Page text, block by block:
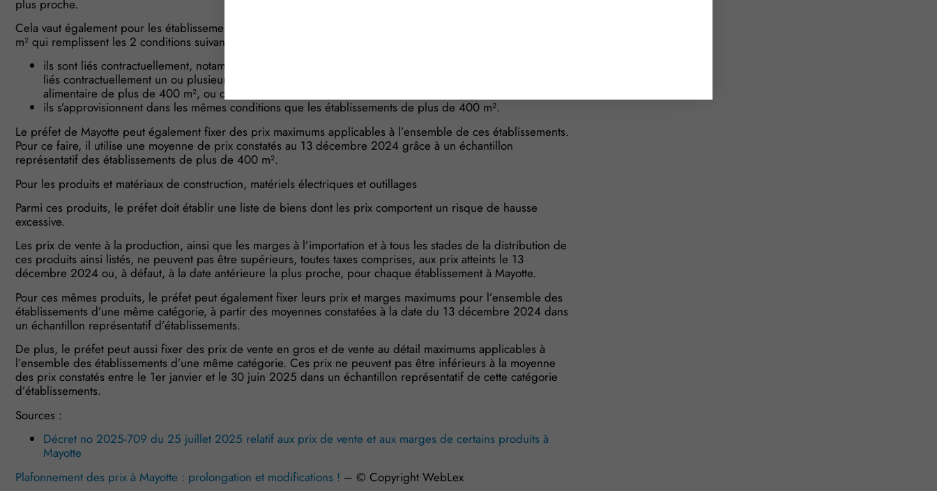
plus proche.
Cela vaut également pour les établissements de commerce de détail d’une surface de vente inférieure à 400
m² qui remplissent les 2 conditions suivantes :
ils sont liés contractuellement, notamment par un contrat de franchise, à une entreprise à laquelle sont
liés contractuellement un ou plusieurs autres établissements de commerce de détail à prédominance
alimentaire de plus de 400 m², ou qui contrôle de tels établissements ;
ils s’approvisionnent dans les mêmes conditions que les établissements de plus de 400 m².
Le préfet de Mayotte peut également fixer des prix maximums applicables à l’ensemble de ces établissements.
Pour ce faire, il utilise une moyenne de prix constatés au 13 décembre 2024 grâce à un échantillon
représentatif des établissements de plus de 400 m².
Pour les produits et matériaux de construction, matériels électriques et outillages
Parmi ces produits, le préfet doit établir une liste de biens dont les prix comportent un risque de hausse
excessive.
Les prix de vente à la production, ainsi que les marges à l’importation et à tous les stades de la distribution de
ces produits ainsi listés, ne peuvent pas être supérieurs, toutes taxes comprises, aux prix atteints le 13
décembre 2024 ou, à défaut, à la date antérieure la plus proche, pour chaque établissement à Mayotte.
Pour ces mêmes produits, le préfet peut également fixer leurs prix et marges maximums pour l’ensemble des
établissements d’une même catégorie, à partir des moyennes constatées à la date du 13 décembre 2024 dans
un échantillon représentatif d’établissements.
De plus, le préfet peut aussi fixer des prix de vente en gros et de vente au détail maximums applicables à
l’ensemble des établissements d’une même catégorie. Ces prix ne peuvent pas être inférieurs à la moyenne
des prix constatés entre le 1er janvier et le 30 juin 2025 dans un échantillon représentatif de cette catégorie
d’établissements.
Sources :
Décret no 2025-709 du 25 juillet 2025 relatif aux prix de vente et aux marges de certains produits à
Mayotte
Plafonnement des prix à Mayotte : prolongation et modifications ! – © Copyright WebLex